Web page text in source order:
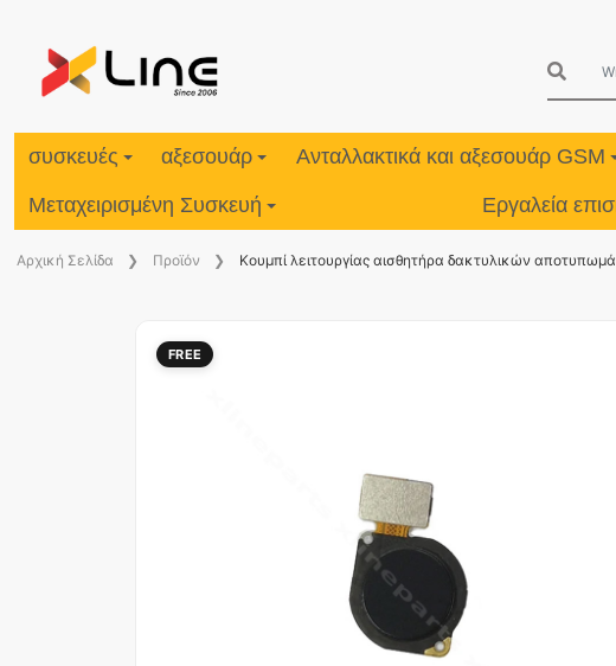
συσκευές αξεσουάρ Ανταλλακτικά και αξεσουάρ GSM
Μεταχειρισμένη Συσκευή Εργαλεία
Aρχική Σελίδα Προϊόν Κουμπί λειτουργίας αισθητήρα δακτυλικών
FREE